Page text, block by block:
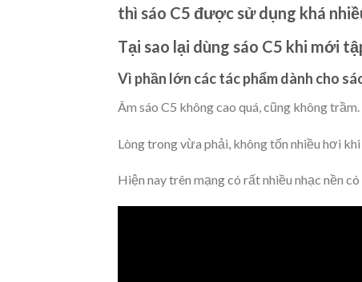
thì sáo C5 được sử dụng khá
Tại sao lại dùng sáo C5 khi mới
Vì phần lớn các tác phẩm dành cho
Âm sáo C5 không cao quá, cũng không trầm.
Lòng trong vừa phải, không tốn nhiều hơi khi
Hiện nay trên mạng có rất nhiều nhạc nền